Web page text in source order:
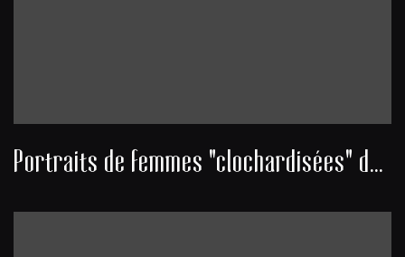
Portraits de femmes "clochardisées" du quartier Mériadeck